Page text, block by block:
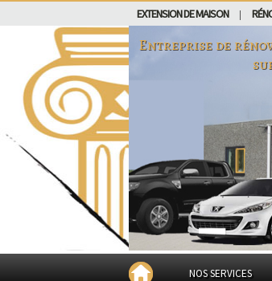
EXTENSION DE MAISON
Entreprise de
NOS SERVICES